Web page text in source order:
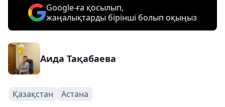
Google-ға қосылып,
жаңалықтарды бірінші болып оқыңыз
Аида Тақабаева
Қазақстан Астана